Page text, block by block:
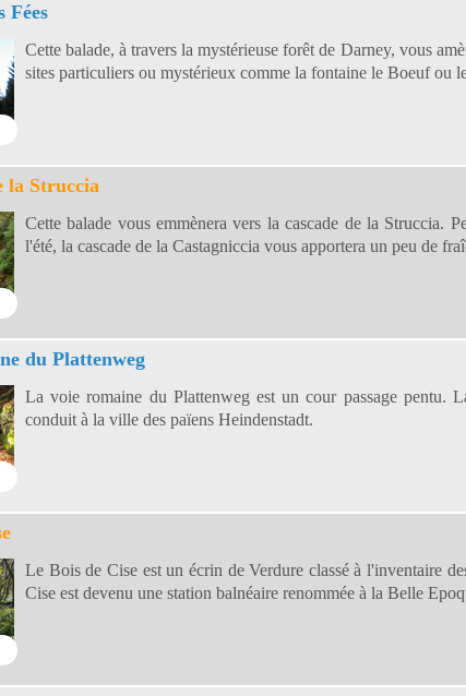
Fées
Cette balade, à travers la mystérieuse forêt de Darney, vous
sites particuliers ou mystérieux comme la fontaine le Boeuf ou
la Struccia
Cette balade vous emmènera vers la cascade de la Struccia.
l'été, la cascade de la Castagniccia vous apportera un peu de
du Plattenweg
La voie romaine du Plattenweg est un cour passage pentu.
conduit à la ville des païens Heindenstadt.
Le Bois de Cise est un écrin de Verdure classé à l'inventaire
Cise est devenu une station balnéaire renommée à la Belle